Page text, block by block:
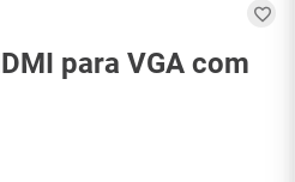
para VGA com